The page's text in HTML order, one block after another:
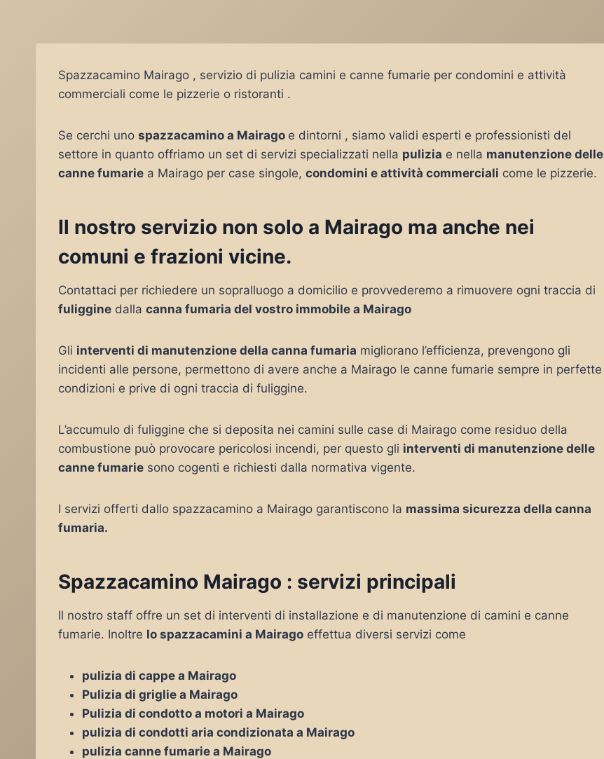
Spazzacamino Mairago , servizio di pulizia camini e canne fumarie per condomini e attività
commerciali come le pizzerie o ristoranti .
Se cerchi uno spazzacamino a Mairago e dintorni , siamo validi esperti e professionisti del
settore in quanto offriamo un set di servizi specializzati nella pulizia e nella manutenzione delle
canne fumarie a Mairago per case singole, condomini e attività commerciali come le pizzerie.
Il nostro servizio non solo a Mairago ma anche nei
comuni e frazioni vicine.
Contattaci per richiedere un sopralluogo a domicilio e provvederemo a rimuovere ogni traccia di
fuliggine dalla canna fumaria del vostro immobile a Mairago
Gli interventi di manutenzione della canna fumaria migliorano l’efficienza, prevengono gli
incidenti alle persone, permettono di avere anche a Mairago le canne fumarie sempre in perfette
condizioni e prive di ogni traccia di fuliggine.
L’accumulo di fuliggine che si deposita nei camini sulle case di Mairago come residuo della
combustione può provocare pericolosi incendi, per questo gli interventi di manutenzione delle
canne fumarie sono cogenti e richiesti dalla normativa vigente.
I servizi offerti dallo spazzacamino a Mairago garantiscono la massima sicurezza della canna
fumaria.
Spazzacamino Mairago : servizi principali
Il nostro staff offre un set di interventi di installazione e di manutenzione di camini e canne
fumarie. Inoltre lo spazzacamini a Mairago effettua diversi servizi come
pulizia di cappe a Mairago
Pulizia di griglie a Mairago
Pulizia di condotto a motori a Mairago
pulizia di condotti aria condizionata a Mairago
pulizia canne fumarie a Mairago